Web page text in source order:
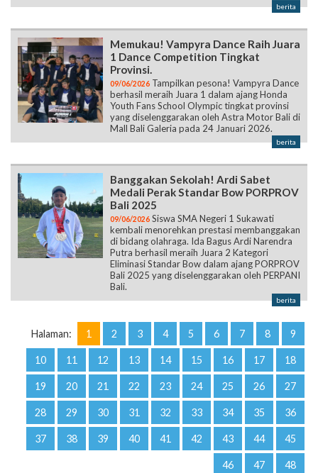
berita
Memukau! Vampyra Dance Raih Juara
1 Dance Competition Tingkat
Provinsi.
09/06/2026 Tampilkan pesona! Vampyra Dance
berhasil meraih Juara 1 dalam ajang Honda
Youth Fans School Olympic tingkat provinsi
yang diselenggarakan oleh Astra Motor Bali di
Mall Bali Galeria pada 24 Januari 2026.
berita
Banggakan Sekolah! Ardi Sabet
Medali Perak Standar Bow PORPROV
Bali 2025
09/06/2026 Siswa SMA Negeri 1 Sukawati
kembali menorehkan prestasi membanggakan
di bidang olahraga. Ida Bagus Ardi Narendra
Putra berhasil meraih Juara 2 Kategori
Eliminasi Standar Bow dalam ajang PORPROV
Bali 2025 yang diselenggarakan oleh PERPANI
Bali.
berita
Halaman: 1 2 3 4 5 6 7 8 9
10 11 12 13 14 15 16 17 18
19 20 21 22 23 24 25 26 27
28 29 30 31 32 33 34 35 36
37 38 39 40 41 42 43 44 45
46 47 48